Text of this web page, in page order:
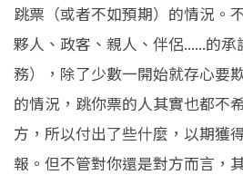
跳票（或者不如預期）的情況。
夥人、政客、親人、伴侶......的
務），除了少數一開始就存心要
的情況，跳你票的人其實也都不
方，所以付出了些什麼，以期獲
報。但不管對你還是對方而言，